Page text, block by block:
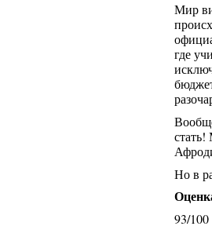
Мир
где
Но в
93/